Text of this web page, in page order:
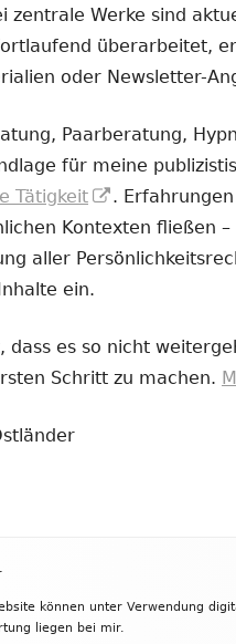
zentrale Werke sind
überarbeitet,
oder Newsletter-
Paarberatung,
für meine
Tätigkeit
In
neuem
Fenster
.
Kontexten fließen
aller
ein.
dass es so nicht
Schritt zu machen.
können unter Verwendung
liegen bei mir.